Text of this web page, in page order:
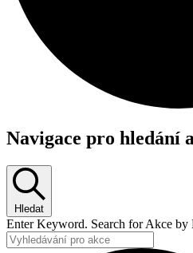
Navigace pro hledání
Hledat
Enter Keyword. Search for Akce by